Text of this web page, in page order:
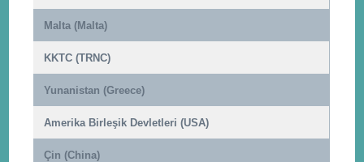
Malta (Malta)
KKTC (TRNC)
Yunanistan (Greece)
Amerika Birleşik Devletleri (USA)
Çin (China)